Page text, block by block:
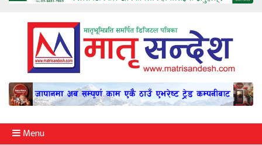
Menu